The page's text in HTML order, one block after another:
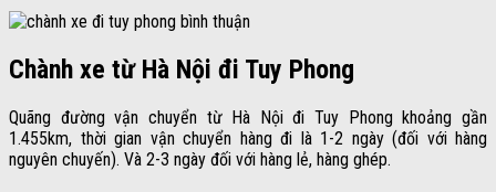
Chành xe từ Hà Nội đi Tuy Phong
Quãng đường vận chuyển từ Hà Nội đi Tuy Phong khoảng gần
1.455km, thời gian vận chuyển hàng đi là 1-2 ngày (đối với hàng
nguyên chuyến). Và 2-3 ngày đối với hàng lẻ, hàng ghép.